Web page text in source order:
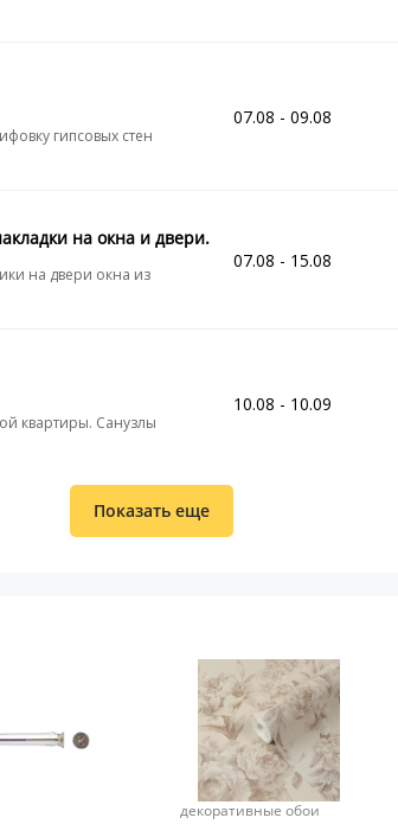
гипсовых стен
07.08 - 09.08
на окна и двери.
на двери окна из
07.08 - 15.08
квартиры. Санузлы
10.08 - 10.09
Показать еще
декоративные обои